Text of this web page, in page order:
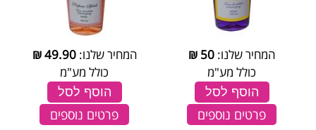
המחיר שלנו: 50
₪
כולל מע"מ
הוסף לסל
פרטים נוספים
המחיר שלנו:49.90
₪
כולל מע"מ
הוסף לסל
פרטים נוספים